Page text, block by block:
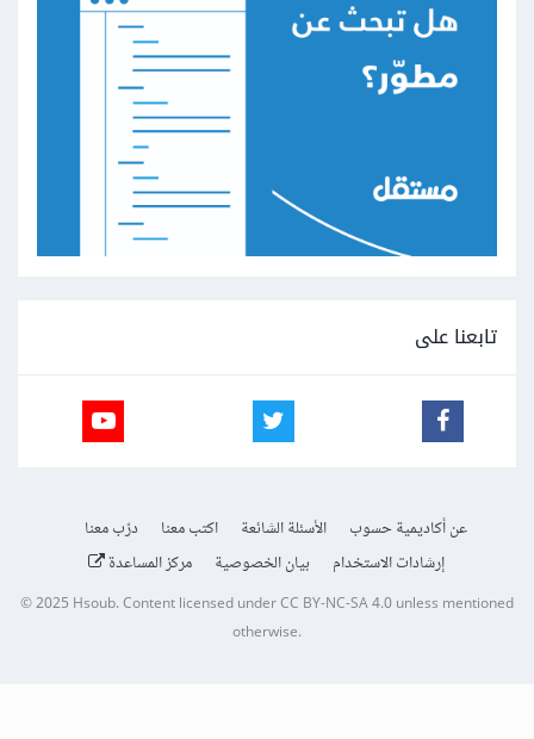
تابعنا على
عن أكاديمية حسوب الأسئلة الشائعة اكتب معنا
درّب معنا
إرشادات الاستخدام
بيان الخصوصية مركز المساعدة
© 2025 Hsoub.Content licensed underCC BY-NC-SA 4.0unless mentioned
otherwise.